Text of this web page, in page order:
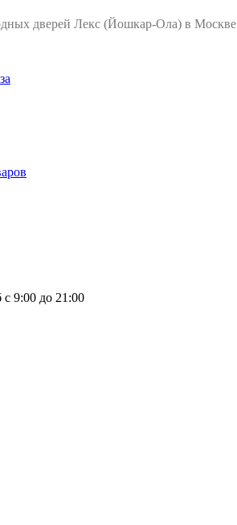
дверей Лекс (Йошкар-Ола) в Москве
9:00 до 21:00